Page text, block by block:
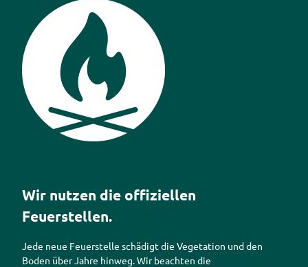
Wir nutzen die offiziellen
Feuerstellen.
Jede neue Feuerstelle schädigt die Vegetation und den
Boden über Jahre hinweg. Wir beachten die